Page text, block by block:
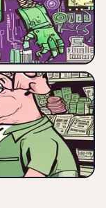
erklärt: Was sind
funktionieren sie und
sie ideal für
Lerne alles über
aufbauen:
optimale Summe,
passende
und steigere
– starte